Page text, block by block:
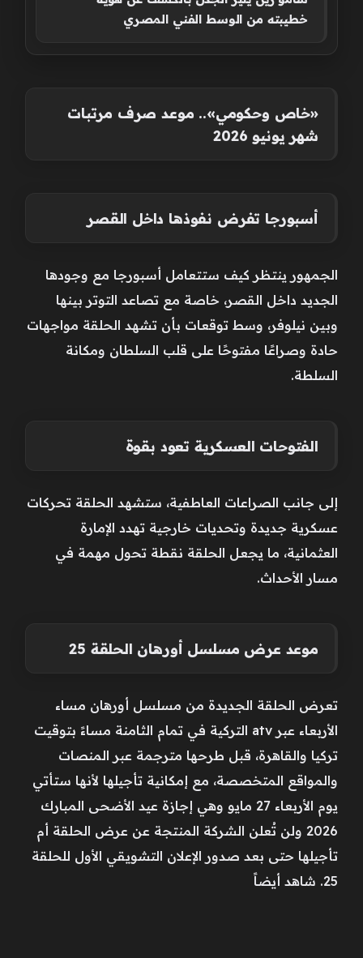
خطيبته من الوسط الفني المصري
«خاص وحكومي».. موعد صرف مرتبات
شهر يونيو 2026
أسبورجا تفرض نفوذها داخل القصر
الجمهور ينتظر كيف ستتعامل أسبورجا مع وجودها
الجديد داخل القصر، خاصة مع تصاعد التوتر بينها
وبين نيلوفر، وسط توقعات بأن تشهد الحلقة مواجهات
حادة وصراعًا مفتوحًا على قلب السلطان ومكانة
السلطة.
الفتوحات العسكرية تعود بقوة
إلى جانب الصراعات العاطفية، ستشهد الحلقة تحركات
عسكرية جديدة وتحديات خارجية تهدد الإمارة
العثمانية، ما يجعل الحلقة نقطة تحول مهمة في
مسار الأحداث.
موعد عرض مسلسل أورهان الحلقة 25
تعرض الحلقة الجديدة من مسلسل أورهان مساء
الأربعاء عبر atv التركية في تمام الثامنة مساءً بتوقيت
تركيا والقاهرة، قبل طرحها مترجمة عبر المنصات
والمواقع المتخصصة، مع إمكانية تأجيلها لأنها ستأتي
يوم الأربعاء 27 مايو وهي إجازة عيد الأضحى المبارك
2026 ولن تُعلن الشركة المنتجة عن عرض الحلقة أم
تأجيلها حتى بعد صدور الإعلان التشويقي الأول للحلقة
25. شاهد أيضاً